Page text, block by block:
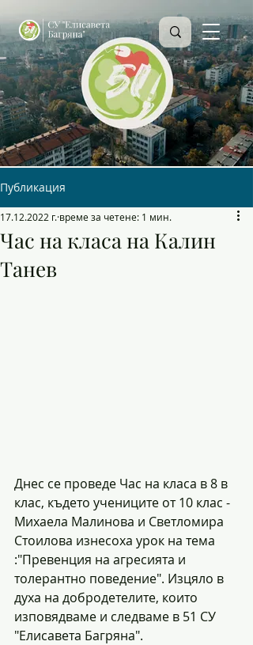
Публикация
Час на класа на Калин
Танев
17.12.2022 г. време за четене: 1 мин.
Днес се проведе Час на класа в 8 в
клас, където учениците от 10 клас -
Михаела Малинова и Светломира
Стоилова изнесоха урок на тема
:"Превенция на агресията и
толерантно поведение". Изцяло в
духа на добродетелите, които
изповядваме и следваме в 51 СУ
"Елисавета Багряна".